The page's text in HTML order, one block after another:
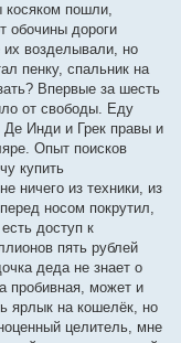
косяком пошли,
обочины дороги
возделывали, но
пенку, спальник на
Впервые за шесть
от свободы. Еду
Де Инди и Грек правы и
Опыт поисков
купить
ничего из техники, из
носом покрутил,
доступ к
пять рублей
деда не знает о
пробивная, может и
ярлык на кошелёк, но
целитель, мне